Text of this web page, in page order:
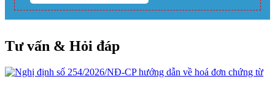
Tư vấn & Hỏi đáp